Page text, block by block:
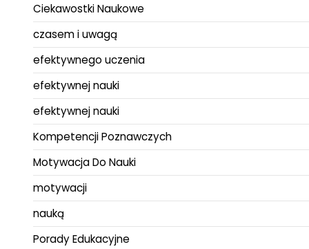
Ciekawostki Naukowe
czasem i uwagą
efektywnego uczenia
efektywnej nauki
efektywnej nauki
Kompetencji Poznawczych
Motywacja Do Nauki
motywacji
nauką
Porady Edukacyjne